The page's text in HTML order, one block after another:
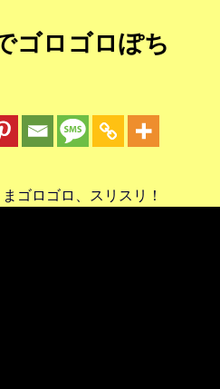
ゴロゴロぽち
ゴロゴロ、スリスリ！